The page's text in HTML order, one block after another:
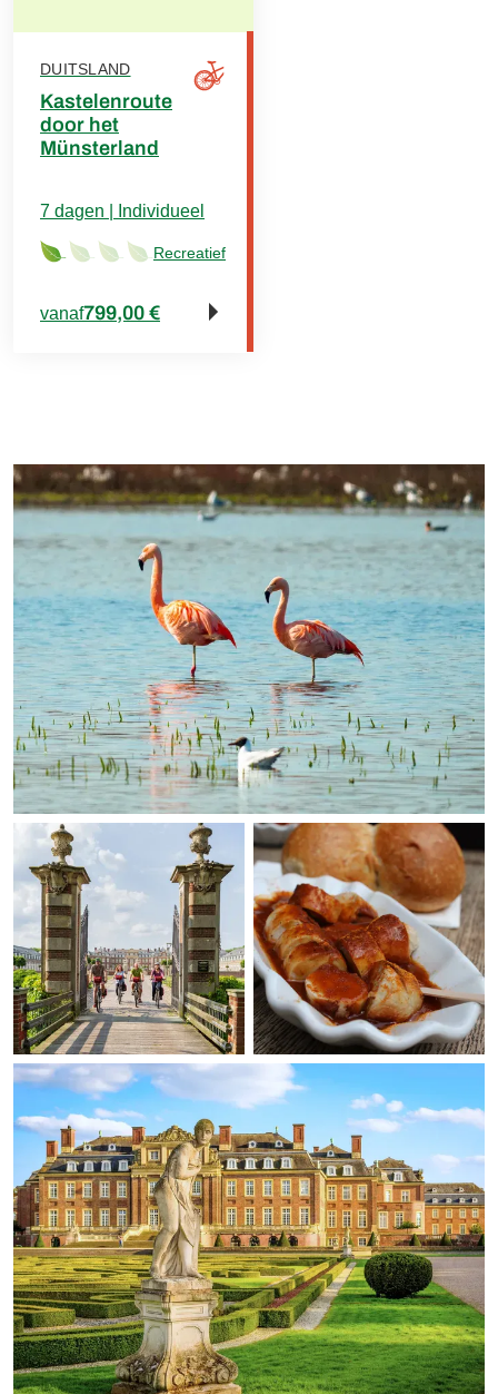
DUITSLAND
Kastelenroute
door het
Münsterland
Recreatief
7 dagen | Individueel
vanaf799,00 €